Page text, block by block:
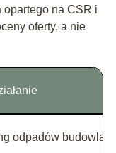
na CSR i
oferty, a nie
odpadów